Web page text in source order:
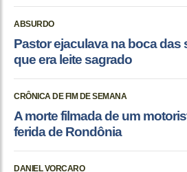
ABSURDO
Pastor ejaculava na boca das
que era leite sagrado
CRÔNICA DE FIM DE SEMANA
A morte filmada de um
ferida de Rondônia
DANIEL VORCARO